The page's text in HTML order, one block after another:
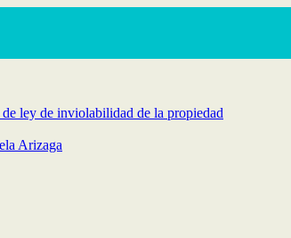
ley de inviolabilidad de la propiedad
Arizaga